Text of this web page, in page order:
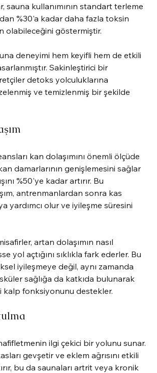
sauna kullanımının standart terleme
%30'a kadar daha fazla toksin
olabileceğini göstermiştir.
deneyimi hem keyifli hem de etkili
Sakinleştirici bir
detoks yolculuklarına
ve temizlenmiş bir şekilde
kan dolaşımını önemli ölçüde
damarlarının genişlemesini sağlar
%50'ye kadar artırır. Bu
antrenmanlardan sonra kas
yardımcı olur ve iyileşme süresini
artan dolaşımın nasıl
yol açtığını sıklıkla fark ederler. Bu
iyileşmeye değil, aynı zamanda
sağlığa da katkıda bulunarak
kalp fonksiyonunu destekler.
ilgi çekici bir yolunu sunar.
gevşetir ve eklem ağrısını etkili
bu da saunaları artrit veya kronik